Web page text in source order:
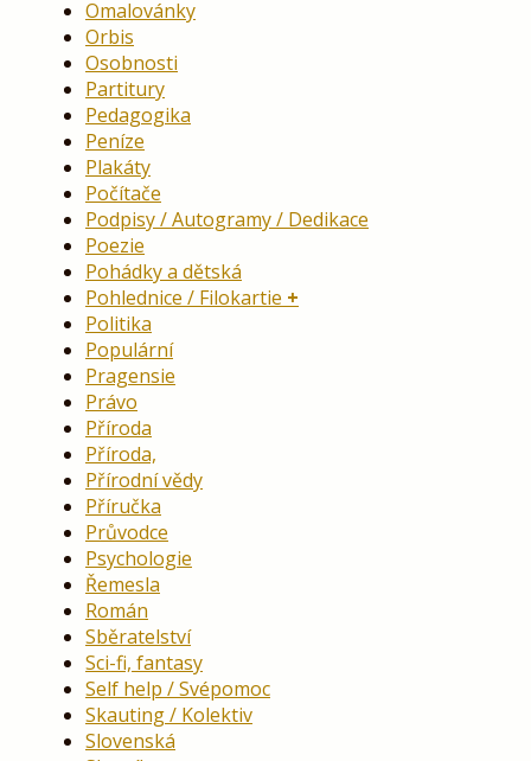
Omalovánky
Orbis
Osobnosti
Partitury
Pedagogika
Peníze
Plakáty
Počítače
Podpisy / Autogramy / Dedikace
Poezie
Pohádky a dětská
Pohlednice / Filokartie
Politika
Populární
Pragensie
Právo
Příroda
Příroda,
Přírodní vědy
Příručka
Průvodce
Psychologie
Řemesla
Román
Sběratelství
Sci-fi, fantasy
Self help / Svépomoc
Skauting / Kolektiv
Slovenská